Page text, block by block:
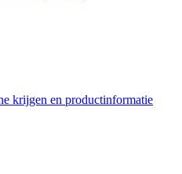
krijgen en productinformatie